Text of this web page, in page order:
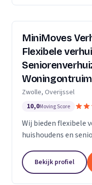
MiniMoves
Flexibele
Zwolle, Overijssel
10,0Moving Score
Wij bieden flexibele
huishoudens en
zorginstellingen.
Bekijk profiel